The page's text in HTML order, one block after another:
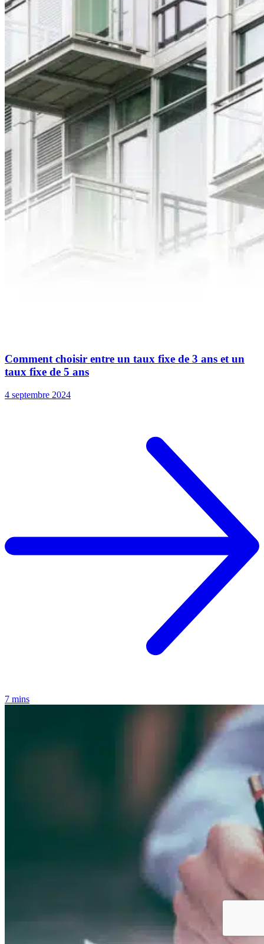
Comment choisir entre un taux fixe de 3 ans et un
taux fixe de 5 ans
4 septembre 2024
7 mins